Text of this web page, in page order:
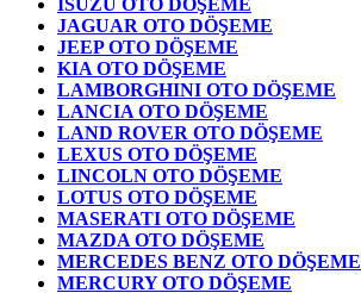
ISUZU OTO DÖŞEME
JAGUAR OTO DÖŞEME
JEEP OTO DÖŞEME
KIA OTO DÖŞEME
LAMBORGHINI OTO DÖŞEME
LANCIA OTO DÖŞEME
LAND ROVER OTO DÖŞEME
LEXUS OTO DÖŞEME
LINCOLN OTO DÖŞEME
LOTUS OTO DÖŞEME
MASERATI OTO DÖŞEME
MAZDA OTO DÖŞEME
MERCEDES BENZ OTO DÖŞEME
MERCURY OTO DÖŞEME